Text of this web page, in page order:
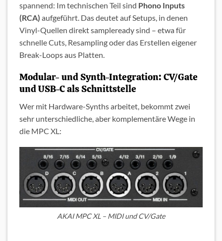
spannend: Im technischen Teil sind Phono Inputs
(RCA) aufgeführt. Das deutet auf Setups, in denen
Vinyl-Quellen direkt sampleready sind – etwa für
schnelle Cuts, Resampling oder das Erstellen eigener
Break-Loops aus Platten.
Modular- und Synth-Integration: CV/Gate
und USB-C als Schnittstelle
Wer mit Hardware-Synths arbeitet, bekommt zwei
sehr unterschiedliche, aber komplementäre Wege in
die MPC XL:
AKAI MPC XL – MIDI und CV/Gate